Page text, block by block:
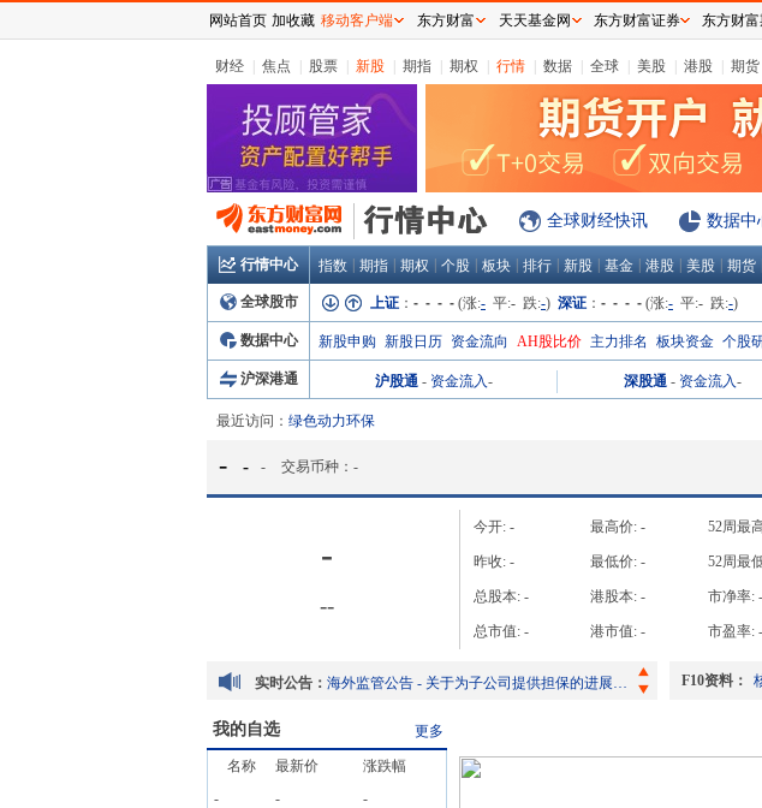
财经 焦点 股票 新股 期指 期权 行情 数据 全球 美股 港股 期货
全球财经快讯 数据中
行情中心 指数 期指 期权 个股 板块 排行 新股 基金 港股 美股 期货
全球股市 上证 ： - - - - (涨:- 平:- 跌:-) 深证 ： - - - - (涨:- 平:- 跌:-)
数据中心 新股申购 新股日历 资金流向 AH股比价 主力排名 板块资金 个股
沪深港通 沪股通 - 资金流入- 深股通 - 资金流入-
最近访问： 绿色动力环保
- - - 交易币种： -
-
--
今开: - 最高价: - 52周最
昨收: - 最低价: - 52周最
总股本: - 港股本: - 市净率: -
总市值: - 港市值: - 市盈率: -
实时公告：
截至二零二六年六月三十日止三个月第二季度及截至二零二六年六月三十日止半年度未经审核营运数据公告
F10资料：
我的自选 更多
名称 最新价
涨跌幅
-
-
-
网站首页 加收藏 移动客户端 东方财富 天天基金网 东方财富证券 东方财